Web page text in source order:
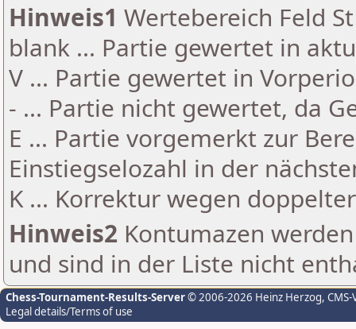
Hinweis1 Wertebereich Feld
blank ... Partie gewertet in
V ... Partie gewertet in
- ... Partie nicht gewertet, da
E ... Partie vorgemerkt zur
Einstiegselozahl in der
K ... Korrektur wegen
Hinweis2 Kontumazen
und sind in der Liste nicht
Chess-Tournament-Results-Server© 2006-2026 Heinz Herzog,
Legal details/Terms of use